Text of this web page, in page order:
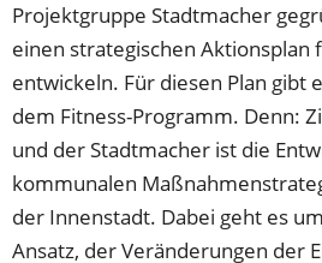
Projektgruppe Stadtmacher
einen strategischen Aktionsplan
entwickeln. Für diesen Plan gibt
dem Fitness-Programm. Denn:
und der Stadtmacher ist die
kommunalen
der Innenstadt. Dabei geht es
Ansatz, der Veränderungen der